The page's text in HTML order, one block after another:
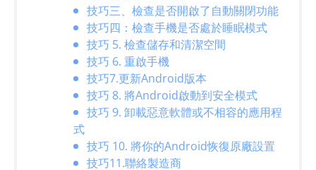
技巧三、檢查是否開啟了自動關閉功能
技巧四：檢查手機是否處於睡眠模式
技巧 5. 檢查儲存和清潔空間
技巧 6. 重啟手機
技巧7.更新Android版本
技巧 8. 將Android啟動到安全模式
技巧 9. 卸載惡意軟體或不相容的應用程
式
技巧 10. 將你的Android恢復原廠設置
技巧11.聯絡製造商